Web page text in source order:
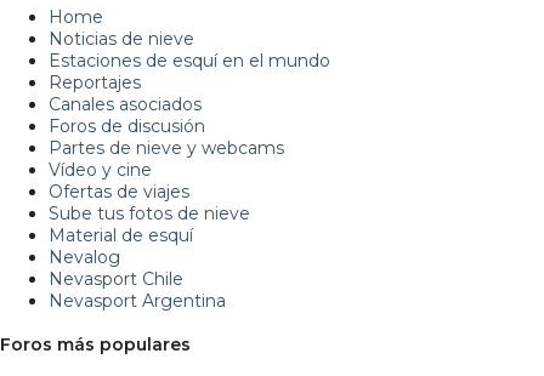
Home
Noticias de nieve
Estaciones de esquí en el mundo
Reportajes
Canales asociados
Foros de discusión
Partes de nieve y webcams
Vídeo y cine
Ofertas de viajes
Sube tus fotos de nieve
Material de esquí
Nevalog
Nevasport Chile
Nevasport Argentina
Foros más populares